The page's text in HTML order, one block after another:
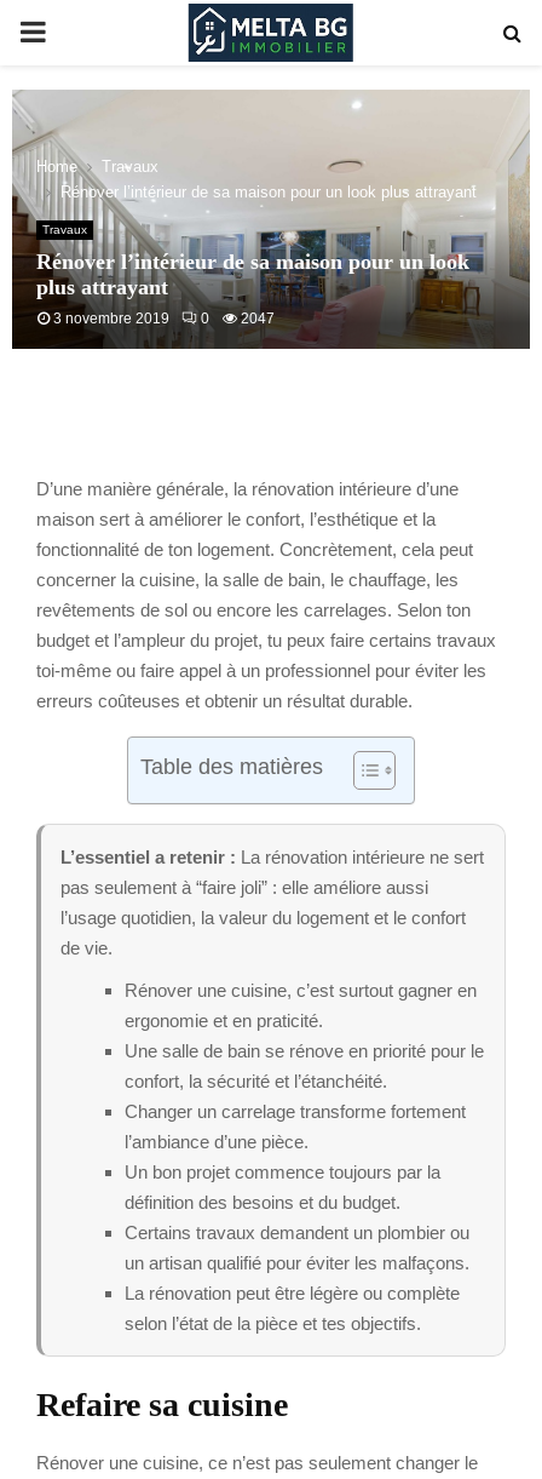
PRIMARY
MENU
Home
Travaux
Rénover l’intérieur de sa maison pour un look plus attrayant
Travaux
Rénover l’intérieur de sa maison pour un look
plus attrayant
3 novembre 2019 0 2047
D’une manière générale, la rénovation intérieure d’une
maison sert à améliorer le confort, l’esthétique et la
fonctionnalité de ton logement. Concrètement, cela peut
concerner la cuisine, la salle de bain, le chauffage, les
revêtements de sol ou encore les carrelages. Selon ton
budget et l’ampleur du projet, tu peux faire certains travaux
toi-même ou faire appel à un professionnel pour éviter les
erreurs coûteuses et obtenir un résultat durable.
Table des matières
L’essentiel a retenir : La rénovation intérieure ne sert
pas seulement à “faire joli” : elle améliore aussi
l’usage quotidien, la valeur du logement et le confort
de vie.
Rénover une cuisine, c’est surtout gagner en
ergonomie et en praticité.
Une salle de bain se rénove en priorité pour le
confort, la sécurité et l’étanchéité.
Changer un carrelage transforme fortement
l’ambiance d’une pièce.
Un bon projet commence toujours par la
définition des besoins et du budget.
Certains travaux demandent un plombier ou
un artisan qualifié pour éviter les malfaçons.
La rénovation peut être légère ou complète
selon l’état de la pièce et tes objectifs.
Refaire sa cuisine
Rénover une cuisine, ce n’est pas seulement changer le